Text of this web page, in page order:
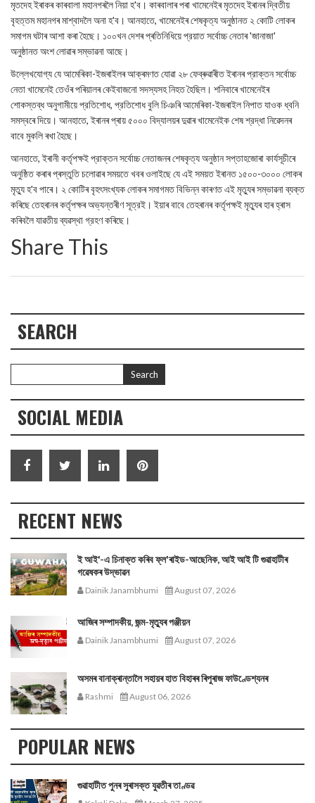
মৃতদেহ ইৰাকৰ কাৰবালা মহানগৰলৈ নিয়া হ'ব। কাৰবালাৰ পৰা খামেনেইৰ মৃতদেহ ইৰানৰ দ্বিতীয়
বৃহত্তম মহানগৰ মাশ্বাদলৈ অনা হ'ব। আনহাতে, খামেনেইৰ শেষকৃত্য অনুষ্ঠানত ২ কোটি লোকৰ
সমাগম ঘটাৰ আশা কৰা হৈছে। ১০০খন দেশৰ প্ৰতিনিধিয়ে প্রয়াত সর্বোচ্চ নেতাৰ 'জানাজা'
অনুষ্ঠানত অংশ লোৱাৰ সম্ভাৱনা আছে।
উল্লেখযোগ্য যে আমেৰিকা-ইজৰাইলৰ আক্ৰমণত যোৱা ২৮ ফেব্ৰুৱাৰীত ইৰানৰ প্রাক্তন সর্বোচ্চ
নেতা খামেনেই তেওঁৰ পৰিয়ালৰ কেইবাজনো সদস্যসহ নিহত হৈছিল। শনিবাৰে খামেনেইৰ
শোকস্তব্ধ অনুগামীয়ে প্রতিশোধ, প্রতিশোধ বুলি চিঞৰি আমেৰিকা-ইজৰাইল নিপাত যাওক ধ্বনি
সমস্বৰে দিয়ে। আনহাতে, ইৰানৰ প্ৰায় ৫০০০ বিদ্যালয়ৰ দুৱাৰ খামেনেইক শেষ শ্রদ্ধা নিৱেদনৰ
বাবে মুকলি ৰখা হৈছে।
আনহাতে, ইৰানী কর্তৃপক্ষই প্রাক্তন সর্বোচ্চ নেতাজনৰ শেষকৃত্য অনুষ্ঠান সপ্তাহজোৰা কাৰ্যসূচীৰে
অনুষ্ঠিত কৰাৰ প্ৰস্তুতি চলোৱাৰ সময়তে খবৰ ওলাইছে যে এই সময়ত ইৰানত ১৫০০-৩০০০ লোকৰ
মৃত্যু হ'ব পাৰে। ২ কোটিৰ বৃহৎসংখ্যক লোকৰ সমাগমত বিভিন্ন কাৰণত এই মৃত্যুৰ সম্ভাৱনা ব্যক্ত
কৰিছে তেহৰানৰ কর্তৃপক্ষৰ অভ্যন্তৰীণ সূত্রই। ইয়াৰ বাবে তেহৰানৰ কৰ্তৃপক্ষই মৃত্যুৰ হাৰ হ্ৰাস
কৰিবলৈ যাৱতীয় ব্যৱস্থা গ্রহণ কৰিছে।
Share This
SEARCH
SOCIAL MEDIA
RECENT NEWS
ই আই'-এ চিনাক্ত কৰিব ফ্ল'ৰাইড-আছেনিক, আই আই টি গুৱাহাটীৰ
গৱেষকৰ উদ্ভাৱন
Dainik Janambhumi August 07, 2026
আজিৰ সম্পাদকীয়, জন্ম-মৃত্যুৰ পঞ্জীয়ন
Dainik Janambhumi August 07, 2026
অসমৰ বানাক্ৰান্তালৈ সহায়ৰ হাত বিহাৰৰ ৰিপুৰাজ ফাউণ্ডেশ্যনৰ
Rashmi August 06, 2026
POPULAR NEWS
গুৱাহাটীত পুনৰ সুৰাসক্ত যুৱতীৰ তাণ্ডৱ